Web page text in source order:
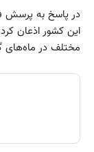
در پاسخ به پرسش
مختلف در ماه‌های